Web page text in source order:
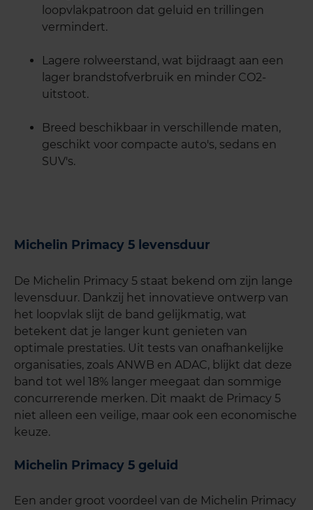
loopvlakpatroon dat geluid en trillingen
vermindert.
Lagere rolweerstand, wat bijdraagt aan een
lager brandstofverbruik en minder CO2-
uitstoot.
Breed beschikbaar in verschillende maten,
geschikt voor compacte auto's, sedans en
SUV's.
Michelin Primacy 5 levensduur
De Michelin Primacy 5 staat bekend om zijn lange
levensduur. Dankzij het innovatieve ontwerp van
het loopvlak slijt de band gelijkmatig, wat
betekent dat je langer kunt genieten van
optimale prestaties. Uit tests van onafhankelijke
organisaties, zoals ANWB en ADAC, blijkt dat deze
band tot wel 18% langer meegaat dan sommige
concurrerende merken. Dit maakt de Primacy 5
niet alleen een veilige, maar ook een economische
keuze.
Michelin Primacy 5 geluid
Een ander groot voordeel van de Michelin Primacy